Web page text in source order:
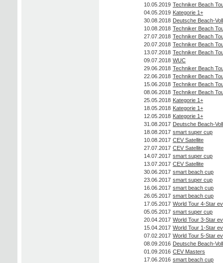
10.05.2019 Techniker Beach
04.05.2019 Kategorie 1+
30.08.2018 Deutsche Beach-
10.08.2018 Techniker Beach
27.07.2018 Techniker Beach
20.07.2018 Techniker Beach
13.07.2018 Techniker Beach
09.07.2018 WUC
29.06.2018 Techniker Beach
22.06.2018 Techniker Beach
15.06.2018 Techniker Beach
08.06.2018 Techniker Beach
25.05.2018 Kategorie 1+
18.05.2018 Kategorie 1+
12.05.2018 Kategorie 1+
31.08.2017 Deutsche Beach-
18.08.2017 smart super cup
10.08.2017 CEV Satellite
27.07.2017 CEV Satellite
14.07.2017 smart super cup
13.07.2017 CEV Satellite
30.06.2017 smart beach cup
23.06.2017 smart super cup
16.06.2017 smart beach cup
26.05.2017 smart beach cup
17.05.2017 World Tour 4-Star
05.05.2017 smart super cup
20.04.2017 World Tour 3-Star
15.04.2017 World Tour 1-Star
07.02.2017 World Tour 5-Star
08.09.2016 Deutsche Beach-
01.09.2016 CEV Masters
17.06.2016 smart beach cup